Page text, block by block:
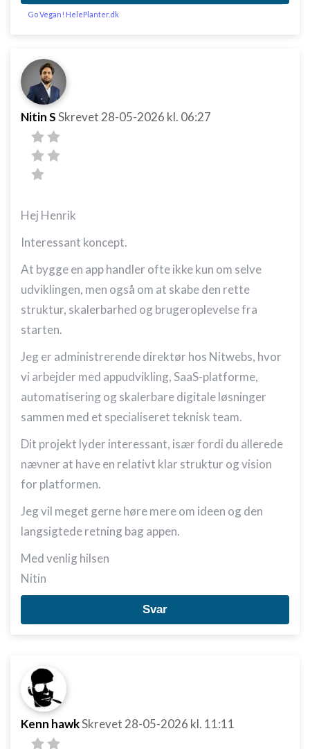
Go Vegan! HelePlanter.dk
Nitin SSkrevet 28-05-2026 kl. 06:27
Hej Henrik
Interessant koncept.
At bygge en app handler ofte ikke kun om selve
udviklingen, men også om at skabe den rette
struktur, skalerbarhed og brugeroplevelse fra
starten.
Jeg er administrerende direktør hos Nitwebs, hvor
vi arbejder med appudvikling, SaaS-platforme,
automatisering og skalerbare digitale løsninger
sammen med et specialiseret teknisk team.
Dit projekt lyder interessant, især fordi du allerede
nævner at have en relativt klar struktur og vision
for platformen.
Jeg vil meget gerne høre mere om ideen og den
langsigtede retning bag appen.
Med venlig hilsen
Nitin
Svar
Kenn hawkSkrevet 28-05-2026 kl. 11:11